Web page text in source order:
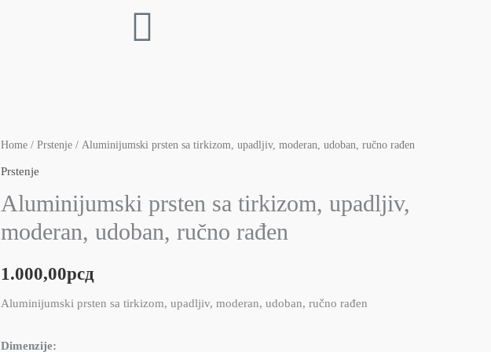
Home / Prstenje / Aluminijumski prsten sa tirkizom, upadljiv, moderan, udoban, ručno rađen
Prstenje
Aluminijumski prsten sa tirkizom, upadljiv,
moderan, udoban, ručno rađen
1.000,00рсд
Aluminijumski prsten sa tirkizom, upadljiv, moderan, udoban, ručno rađen
Dimenzije:
Aluminijumski
prsten
tirkizom,
upadljiv,
udoban,